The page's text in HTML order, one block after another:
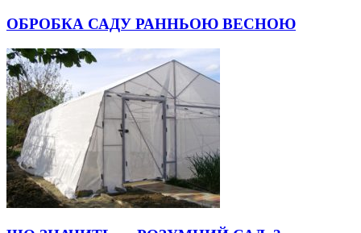
ОБРОБКА САДУ РАННЬОЮ ВЕСНОЮ